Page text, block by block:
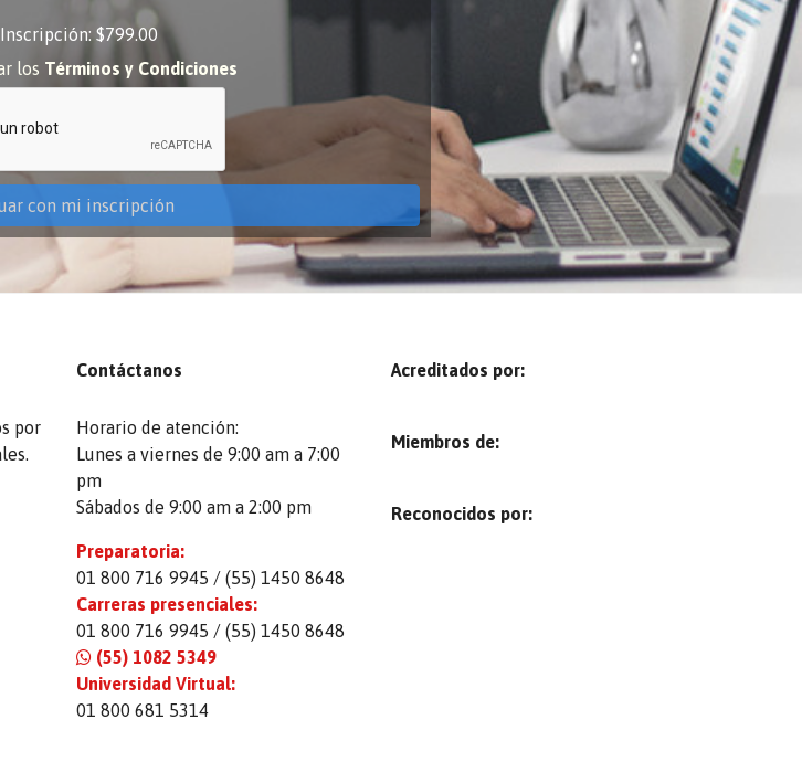
Inscripción: $799.00
los Términos y Condiciones
con mi inscripción
por
Contáctanos
Horario de atención:
Lunes a viernes de 9:00 am a 7:00
pm
Sábados de 9:00 am a 2:00 pm
Preparatoria:
01 800 716 9945 / (55) 1450 8648
Carreras presenciales:
01 800 716 9945 / (55) 1450 8648
(55) 1082 5349
Universidad Virtual:
01 800 681 5314
Acreditados por:
Miembros de:
Reconocidos por: